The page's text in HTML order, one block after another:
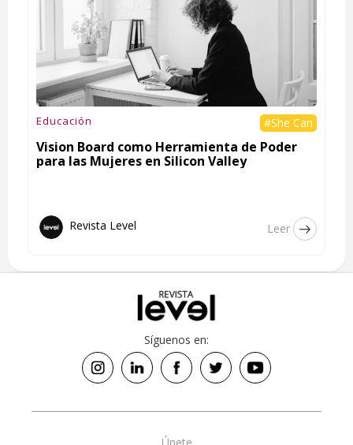
Educación #She Can
Vision Board como Herramienta de Poder
para las Mujeres en Silicon Valley
Revista Level Leer
Síguenos en: